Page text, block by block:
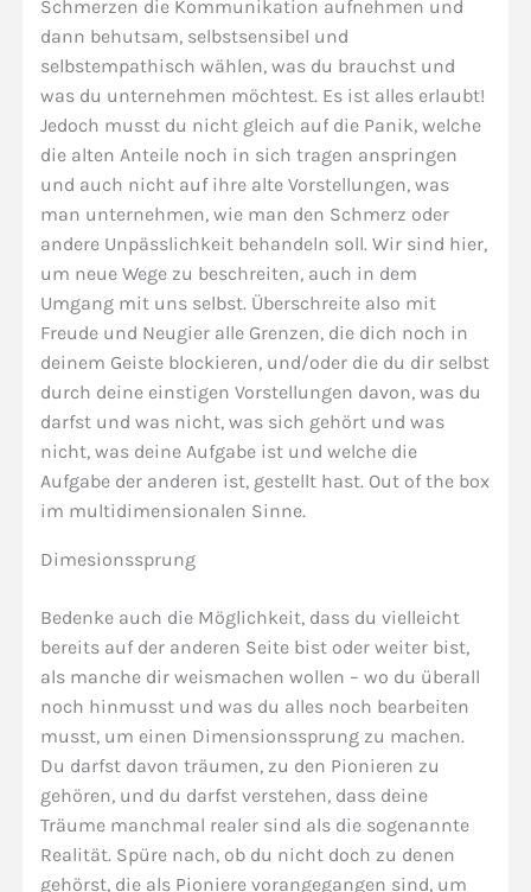
Schmerzen die Kommunikation aufnehmen und
dann behutsam, selbstsensibel und
selbstempathisch wählen, was du brauchst und
was du unternehmen möchtest. Es ist alles erlaubt!
Jedoch musst du nicht gleich auf die Panik, welche
die alten Anteile noch in sich tragen anspringen
und auch nicht auf ihre alte Vorstellungen, was
man unternehmen, wie man den Schmerz oder
andere Unpässlichkeit behandeln soll. Wir sind hier,
um neue Wege zu beschreiten, auch in dem
Umgang mit uns selbst. Überschreite also mit
Freude und Neugier alle Grenzen, die dich noch in
deinem Geiste blockieren, und/oder die du dir selbst
durch deine einstigen Vorstellungen davon, was du
darfst und was nicht, was sich gehört und was
nicht, was deine Aufgabe ist und welche die
Aufgabe der anderen ist, gestellt hast. Out of the box
im multidimensionalen Sinne.
Dimesionssprung
Bedenke auch die Möglichkeit, dass du vielleicht
bereits auf der anderen Seite bist oder weiter bist,
als manche dir weismachen wollen – wo du überall
noch hinmusst und was du alles noch bearbeiten
musst, um einen Dimensionssprung zu machen.
Du darfst davon träumen, zu den Pionieren zu
gehören, und du darfst verstehen, dass deine
Träume manchmal realer sind als die sogenannte
Realität. Spüre nach, ob du nicht doch zu denen
gehörst, die als Pioniere vorangegangen sind, um